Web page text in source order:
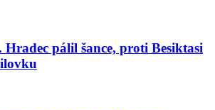
pálil šance, proti Besiktasi